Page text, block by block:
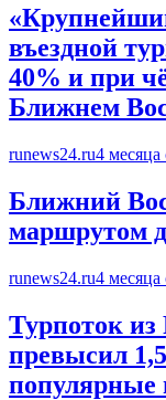
въездной
40% и при
Ближнем
runews24.ru4 месяца
Ближний
маршрутом
runews24.ru4 месяца
Турпоток из
превысил
популярные